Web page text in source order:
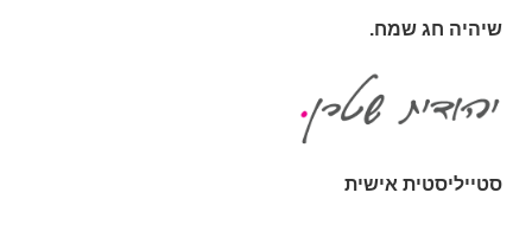
שיהיה חג שמח.
סטייליסטית אישית